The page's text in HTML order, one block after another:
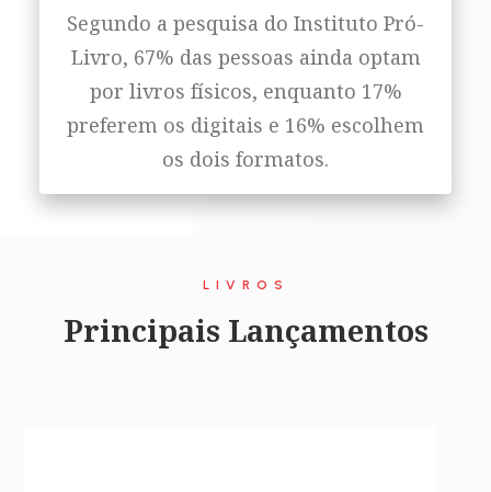
Segundo a pesquisa do Instituto Pró-
Livro, 67% das pessoas ainda optam
por livros físicos, enquanto 17%
preferem os digitais e 16% escolhem
os dois formatos.
LIVROS
Principais Lançamentos